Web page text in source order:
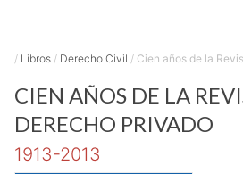
/ Libros / Derecho Civil / Cien años de la
CIEN AÑOS DE LA
DERECHO PRIVADO
1913-2013